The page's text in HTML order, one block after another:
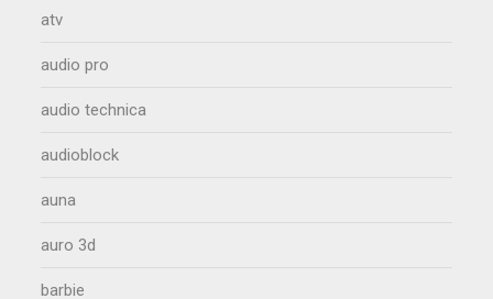
atv
audio pro
audio technica
audioblock
auna
auro 3d
barbie